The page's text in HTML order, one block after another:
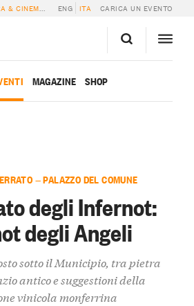
& CINEMA » MONFERRATO DEGLI INFERNOT:
ENG ITA CARICA UN EVENTO
MAGAZINE SHOP
— PALAZZO DEL COMUNE
degli Infernot:
degli Angeli
sotto il Municipio, tra pietra
antico e suggestioni della
vinicola monferrina